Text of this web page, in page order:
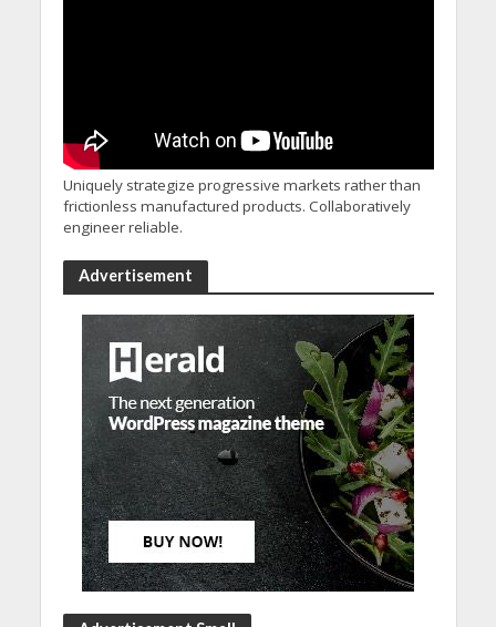
Uniquely strategize progressive markets rather than
frictionless manufactured products. Collaboratively
engineer reliable.
Advertisement